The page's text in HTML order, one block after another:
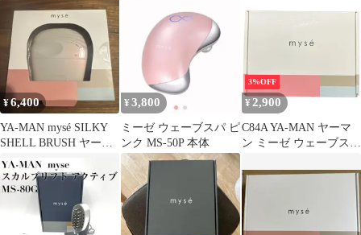
¥6,400
YA-MAN mysé SILKY
SHELL BRUSH ヤーマ
ン ミーゼ
¥ 3,800
ミーゼ ウェーブスパ ピ
ンク MS-50P 本体
3%OFF
¥ 2,900
C84A YA-MAN ヤーマ
ン ミーゼ ウェーブスパ